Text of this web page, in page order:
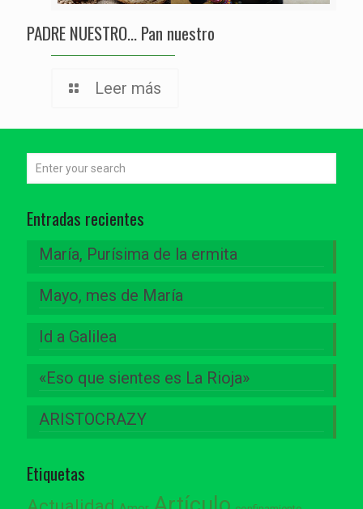
PADRE NUESTRO… Pan nuestro
Leer más
Entradas recientes
María, Purísima de la ermita
Mayo, mes de María
Id a Galilea
«Eso que sientes es La Rioja»
ARISTOCRAZY
Etiquetas